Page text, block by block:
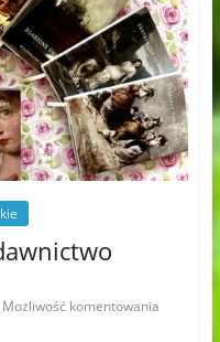
Możliwość komentowania